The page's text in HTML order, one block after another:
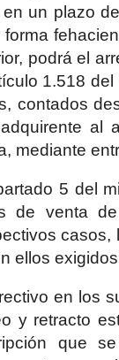
un plazo
podrá el
1.518
contados
al
mediante
5 del
venta de
ellos
en los
y retracto
que